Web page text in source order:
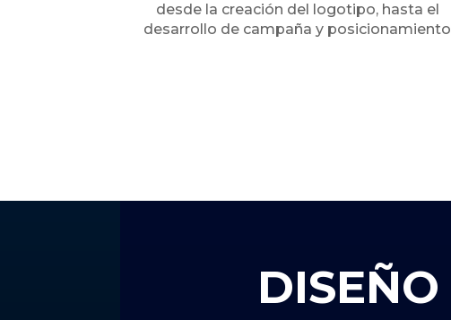
desde la creación del logotipo, hasta el
desarrollo de campaña y posicionamiento
DISEÑO